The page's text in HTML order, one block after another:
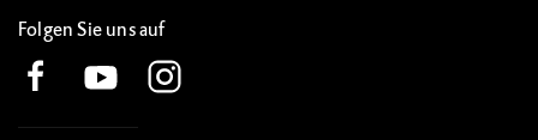
Folgen Sie uns auf